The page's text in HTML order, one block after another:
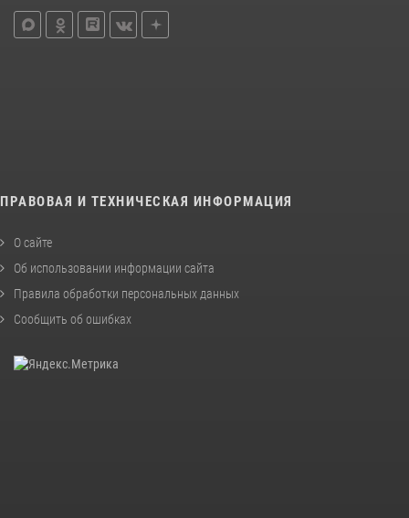
ПРАВОВАЯ И ТЕХНИЧЕСКАЯ ИНФОРМАЦИЯ
О сайте
Об использовании информации сайта
Правила обработки персональных данных
Сообщить об ошибках